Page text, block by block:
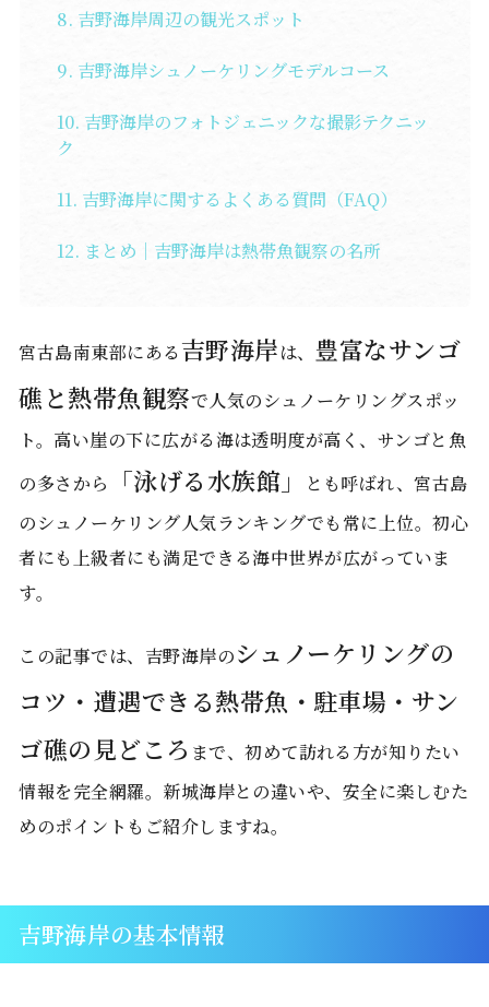
吉野海岸周辺の観光スポット
吉野海岸シュノーケリングモデルコース
吉野海岸のフォトジェニックな撮影テクニッ
ク
吉野海岸に関するよくある質問（FAQ）
まとめ｜吉野海岸は熱帯魚観察の名所
宮古島南東部にある吉野海岸は、 豊富なサンゴ
礁と熱帯魚観察で人気のシュノーケリングスポッ
ト。高い崖の下に広がる海は透明度が高く、サンゴと魚
の多さから
「泳げる水族館」
とも呼ばれ、宮古島
のシュノーケリング人気ランキングでも常に上位。初心
者にも上級者にも満足できる海中世界が広がっていま
す。
この記事では、吉野海岸のシュノーケリングの
コツ・遭遇できる熱帯魚・駐車場・サン
ゴ礁の見どころ まで、初めて訪れる方が知りたい
情報を完全網羅。新城海岸との違いや、安全に楽しむた
めのポイントもご紹介しますね。
吉野海岸の基本情報